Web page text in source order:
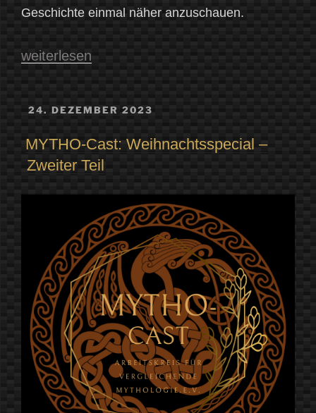
Geschichte einmal näher anzuschauen.
„Das
historischen
Spiel
zur
Wahrsagekunst“
weiterlesen
VERÖFFENTLICHT
24. DEZEMBER 2023
MYTHO-Cast: Weihnachtsspecial –
Zweiter Teil